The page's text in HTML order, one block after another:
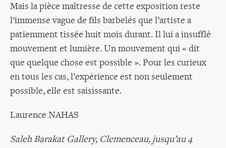
Mais la pièce maîtresse de cette exposition reste
l’immense vague de fils barbelés que l’artiste a
patiemment tissée huit mois durant. Il lui a insufflé
mouvement et lumière. Un mouvement qui « dit
que quelque chose est possible ». Pour les curieux
en tous les cas, l’expérience est non seulement
possible, elle est saisissante.
Laurence NAHAS
Saleh Barakat Gallery, Clemenceau, jusqu’au 4